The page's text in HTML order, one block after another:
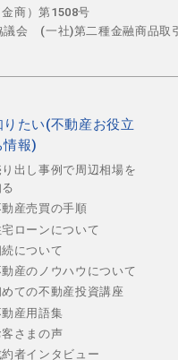
商）第1508号
議会 (一社)第二種金融商品取
りたい(不動産お役立
情報)
り出し事例で周辺相場を
動産売買の手順
宅ローンについて
続について
動産のノウハウについて
めての不動産投資講座
動産用語集
客さまの声
約者インタビュー